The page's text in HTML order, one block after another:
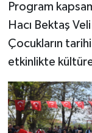
Program
Hacı Bektaş
Çocukların
etkinlikte